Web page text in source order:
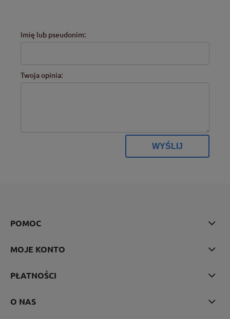
Imię lub pseudonim:
Twoja opinia:
WYŚLIJ
POMOC
MOJE KONTO
PŁATNOŚCI
O NAS